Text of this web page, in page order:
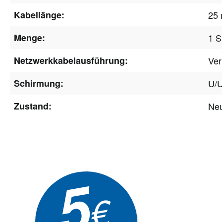
Kabellänge:
25
Menge:
1
Netzwerkkabelausführung:
Schirmung:
U/
Zustand: